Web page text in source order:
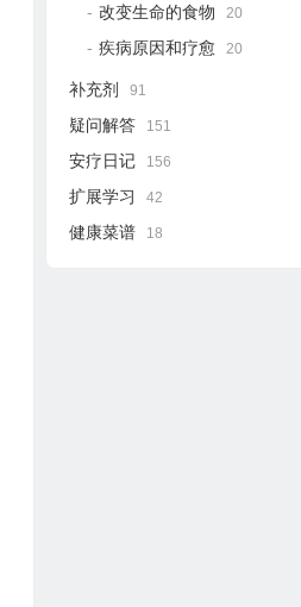
改变生命的食物 20
疾病原因和疗愈 20
补充剂 91
疑问解答 151
安疗日记 156
扩展学习 42
健康菜谱 18